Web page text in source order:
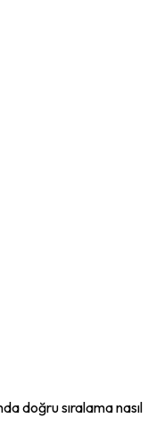
doğru sıralama nasıl